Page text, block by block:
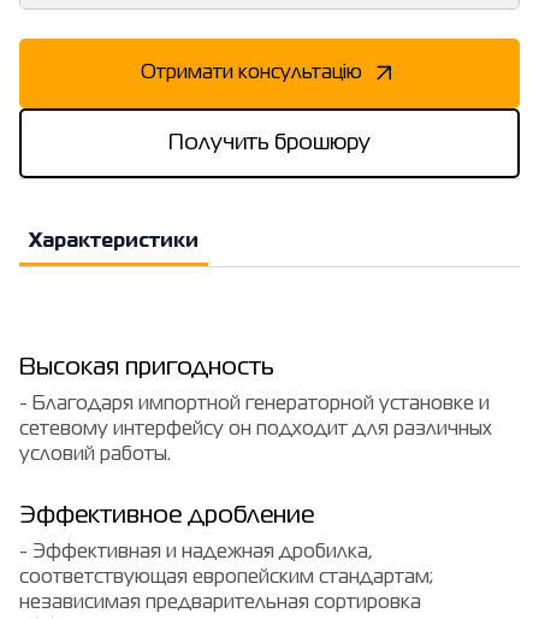
Отримати консультацію
Получить брошюру
Характеристики
Высокая пригодность
- Благодаря импортной генераторной установке и
сетевому интерфейсу он подходит для различных
условий работы.
Эффективное дробление
- Эффективная и надежная дробилка,
соответствующая европейским стандартам;
независимая предварительная сортировка